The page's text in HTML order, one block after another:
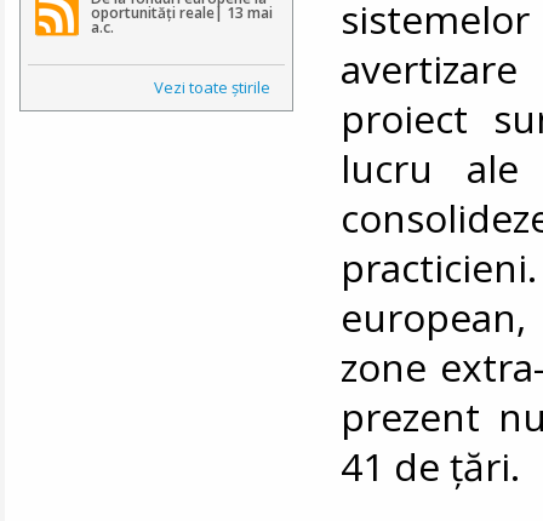
oportunități reale| 13 mai
a.c.
Vezi toate ştirile
proiect
lucru
zone
prezent
41 de țări.